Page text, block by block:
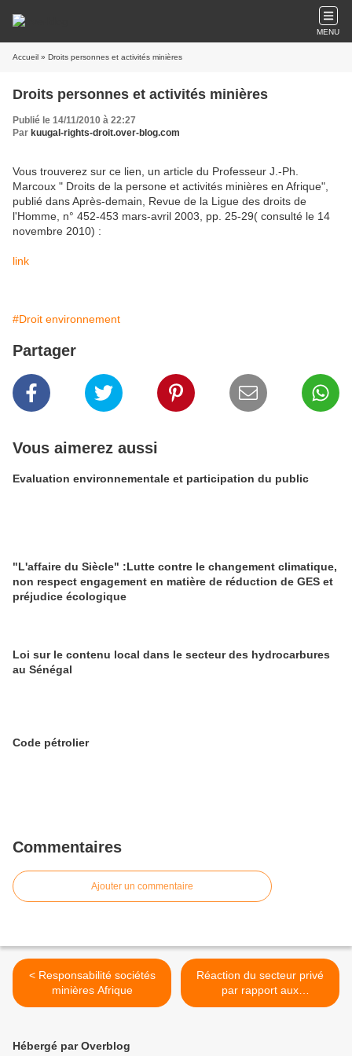
MENU
Accueil » Droits personnes et activités minières
Droits personnes et activités minières
Publié le 14/11/2010 à 22:27
Par kuugal-rights-droit.over-blog.com
Vous trouverez sur ce lien, un article du Professeur J.-Ph.
Marcoux " Droits de la persone et activités minières en Afrique",
publié dans Après-demain, Revue de la Ligue des droits de
l'Homme, n° 452-453 mars-avril 2003, pp. 25-29( consulté le 14
novembre 2010) :
link
#Droit environnement
Partager
Vous aimerez aussi
Evaluation environnementale et participation du public
"L'affaire du Siècle" :Lutte contre le changement climatique,
non respect engagement en matière de réduction de GES et
préjudice écologique
Loi sur le contenu local dans le secteur des hydrocarbures
au Sénégal
Code pétrolier
Commentaires
Ajouter un commentaire
< Responsabilité sociétés
minières Afrique
Réaction du secteur privé
par rapport aux
modifications Code
Hébergé par Overblog